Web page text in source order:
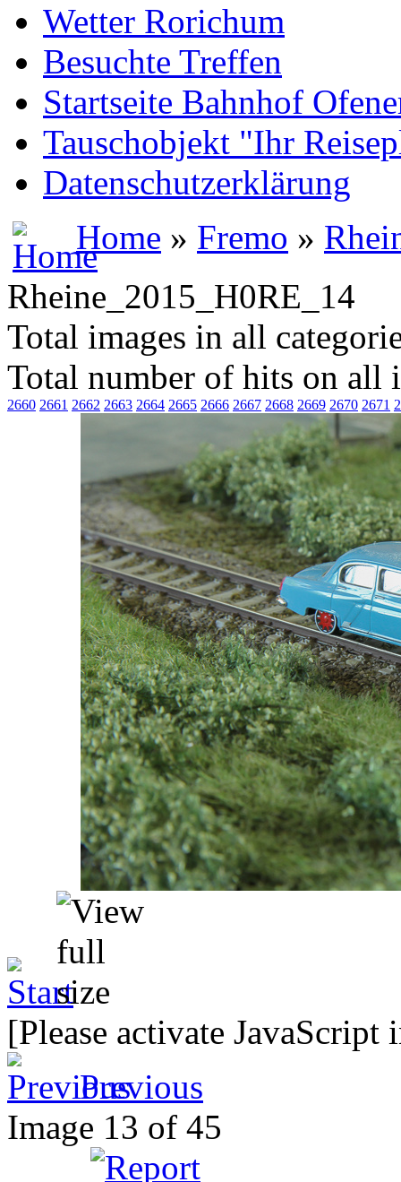
Wetter Rorichum
Besuchte Treffen
Startseite Bahnhof
Tauschobjekt "Ihr
Datenschutzerklärung
Home » Fremo »
Rheine_2015_H0RE_14
Total images in all
Total number of hits on all
2660 2661 2662 2663 2664 2665 2666 2667 2668 2669 2670 2671
[Please activate
Previous
Image 13 of 45